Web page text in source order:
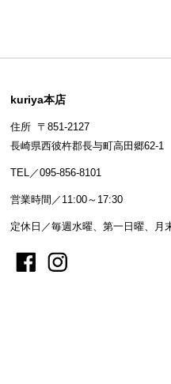
kuriya本店
住所 〒851-2127
長崎県西彼杵郡長与町高田郷62-1
TEL／095-856-8101
営業時間／11:00～17:30
定休日／毎週水曜、第一日曜、月